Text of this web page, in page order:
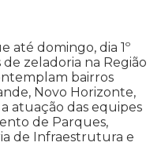
até domingo, dia 1º
zeladoria na Região
bairros
Novo Horizonte,
atuação das equipes
de Parques,
de Infraestrutura e